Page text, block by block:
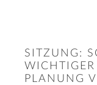
SITZUNG:
WICHTIGER
PLANUNG